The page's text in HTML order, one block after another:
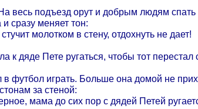
весь подъезд орут и добрым людям
сразу меняет тон:
молотком в стену, отдохнуть не дает!
дяде Пете ругаться, чтобы тот перестал
футбол играть. Больше она домой не
за стеной:
мама до сих пор с дядей Петей